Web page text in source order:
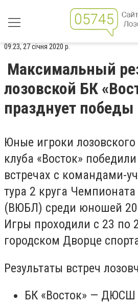
09:23, 27 січня 2020 р.
Максимальный
лозовской БК
празднует победы
Юные игроки лозовского
клуба «Восток»
встречах с командами-
тура 2 круга
(ВЮБЛ) среди юношей
Игры проходили с 23 по
городском Дворце
Результаты встреч
БК «Восток» — ДЮСШ